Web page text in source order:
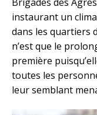
instaurant un
dans les quartiers
n’est que le
première
toutes les
leur semblant